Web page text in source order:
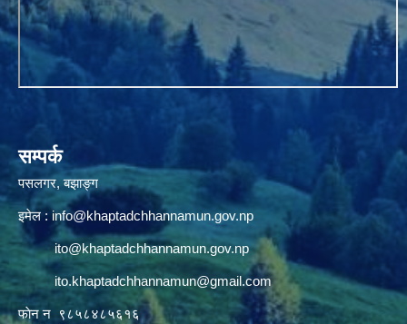
सम्पर्क
पसलगर, बझाङ्ग
इमेल : info@khaptadchhannamun.gov.np
ito@khaptadchhannamun.gov.np
ito.khaptadchhannamun@gmail.com
फाेन न‌‍‍ ९८५८४८५६१६